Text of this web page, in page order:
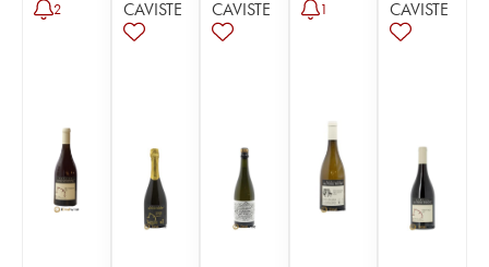
2
CAVISTE
CAVISTE
1
CAVISTE